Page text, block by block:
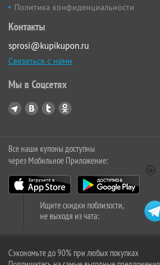
Политика конфиденциальности
Контакты
sprosi@kupikupon.ru
Связаться с нами
Мы в Соцсетях
Все наши купоны доступны
через Мобильное Приложение:
Ищите скидки поблизости,
не выходя из чата:
Сэкономьте до 90% при любых покупках